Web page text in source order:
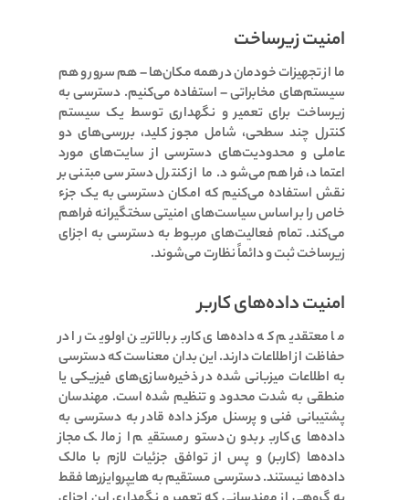
امنیت زیرساخت
ما از تجهیزات خودمان در همه مکان‌ها – هم سرور و هم
سیستم‌های مخابراتی – استفاده می‌کنیم. دسترسی به
زیرساخت برای تعمیر و نگهداری توسط یک سیستم
کنترل چند سطحی، شامل مجوز کلید، بررسی‌های دو
عاملی و محدودیت‌های دسترسی از سایت‌های مورد
اعتماد، فراهم می‌شود. ما از کنترل دسترسی مبتنی بر
نقش استفاده می‌کنیم که امکان دسترسی به یک جزء
خاص را بر اساس سیاست‌های امنیتی سختگیرانه فراهم
می‌کند. تمام فعالیت‌های مربوط به دسترسی به اجزای
زیرساخت ثبت و دائماً نظارت می‌شوند.
امنیت داده‌های کاربر
ما معتقدیم که داده‌های کاربر بالاترین اولویت را در
حفاظت از اطلاعات دارند. این بدان معناست که دسترسی
به اطلاعات میزبانی شده در ذخیره‌سازی‌های فیزیکی یا
منطقی به شدت محدود و تنظیم شده است. مهندسان
پشتیبانی فنی و پرسنل مرکز داده قادر به دسترسی به
داده‌های کاربر بدون دستور مستقیم از مالک مجاز
داده‌ها (کاربر) و پس از توافق جزئیات لازم با مالک
داده‌ها نیستند. دسترسی مستقیم به هایپروایزرها فقط